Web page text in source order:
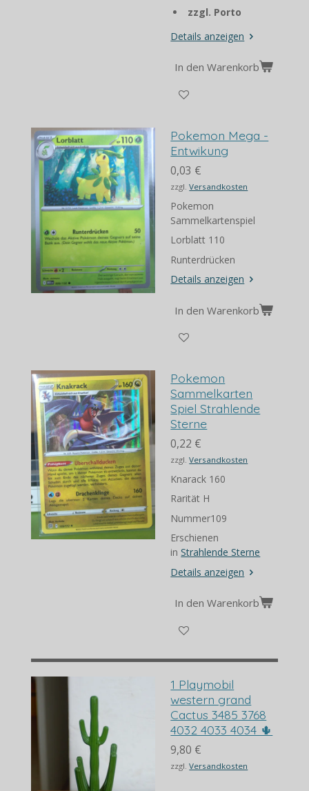
zzgl. Porto
Details anzeigen
In den Warenkorb
Pokemon Mega -
Entwikung
0,03 €
zzgl.Versandkosten
Pokemon
Sammelkartenspiel
Lorblatt 110
Runterdrücken
Details anzeigen
In den Warenkorb
Pokemon
Sammelkarten
Spiel Strahlende
Sterne
0,22 €
zzgl.Versandkosten
Knarack 160
Rarität H
Nummer109
Erschienen
inStrahlende Sterne
Details anzeigen
In den Warenkorb
1 Playmobil
western grand
Cactus 3485 3768
4032 4033 4034 🌵
9,80 €
zzgl.Versandkosten